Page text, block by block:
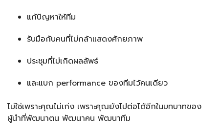
แก้ปัญหาให้ทีม
รับมือกับคนที่ไม่กล้าแสดงศักยภาพ
ประชุมที่ไม่เกิดผลลัพธ์
และแบก performance ของทีมไว้คนเดียว
ไม่ใช่เพราะคุณไม่เก่ง เพราะคุณยังไปต่อได้อีกในบทบาทของ
ผู้นำที่พัฒนาตน พัฒนาคน พัฒนาทีม